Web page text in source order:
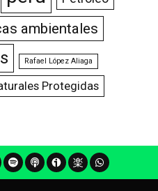
ambientales
Rafael López Aliaga
Protegidas